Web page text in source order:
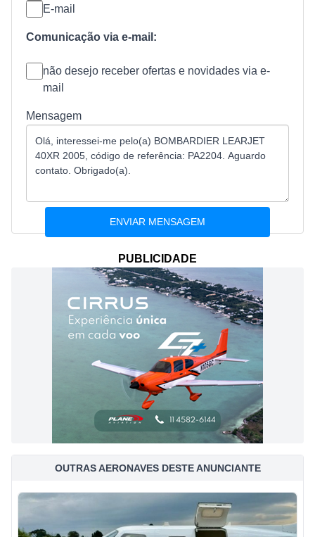
E-mail
Comunicação via e-mail:
não desejo receber ofertas e novidades via e-
mail
Mensagem
PUBLICIDADE
OUTRAS AERONAVES DESTE ANUNCIANTE